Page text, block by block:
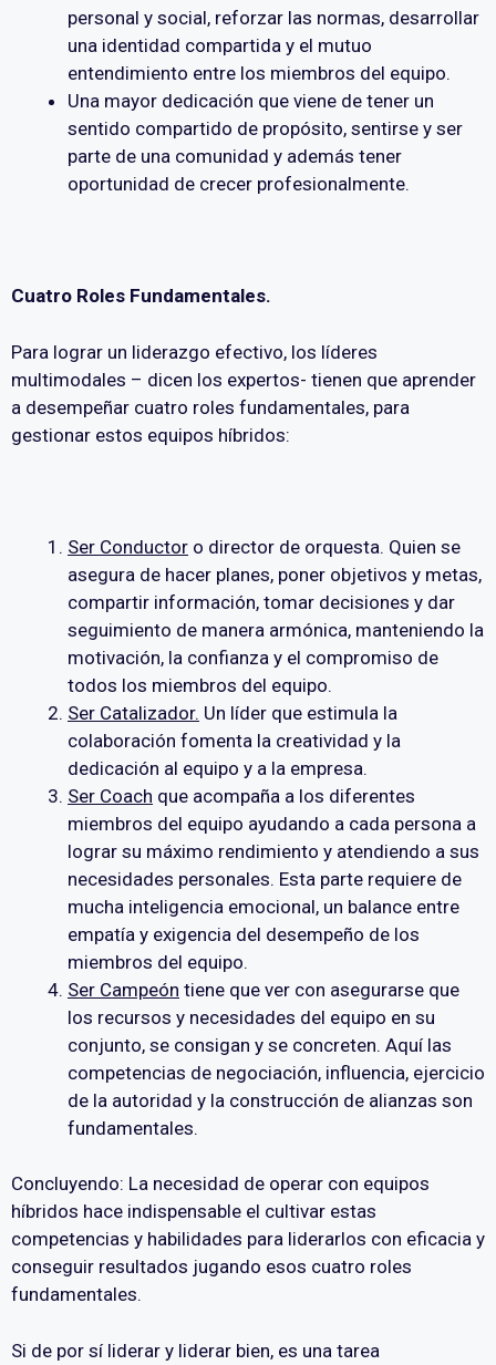
personal y social, reforzar las normas, desarrollar
una identidad compartida y el mutuo
entendimiento entre los miembros del equipo.
Una mayor dedicación que viene de tener un
sentido compartido de propósito, sentirse y ser
parte de una comunidad y además tener
oportunidad de crecer profesionalmente.
Cuatro Roles Fundamentales.
Para lograr un liderazgo efectivo, los líderes
multimodales – dicen los expertos- tienen que aprender
a desempeñar cuatro roles fundamentales, para
gestionar estos equipos híbridos:
Ser Conductor o director de orquesta. Quien se
asegura de hacer planes, poner objetivos y metas,
compartir información, tomar decisiones y dar
seguimiento de manera armónica, manteniendo la
motivación, la confianza y el compromiso de
todos los miembros del equipo.
Ser Catalizador. Un líder que estimula la
colaboración fomenta la creatividad y la
dedicación al equipo y a la empresa.
Ser Coach que acompaña a los diferentes
miembros del equipo ayudando a cada persona a
lograr su máximo rendimiento y atendiendo a sus
necesidades personales. Esta parte requiere de
mucha inteligencia emocional, un balance entre
empatía y exigencia del desempeño de los
miembros del equipo.
Ser Campeón tiene que ver con asegurarse que
los recursos y necesidades del equipo en su
conjunto, se consigan y se concreten. Aquí las
competencias de negociación, influencia, ejercicio
de la autoridad y la construcción de alianzas son
fundamentales.
Concluyendo: La necesidad de operar con equipos
híbridos hace indispensable el cultivar estas
competencias y habilidades para liderarlos con eficacia y
conseguir resultados jugando esos cuatro roles
fundamentales.
Si de por sí liderar y liderar bien, es una tarea